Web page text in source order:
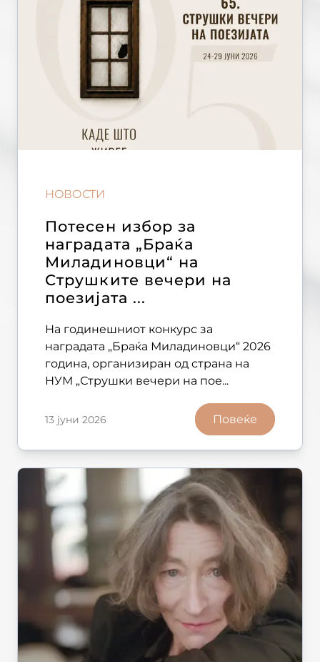
НОВОСТИ
Потесен избор за
наградата „Браќа
Миладиновци“ на
Струшките вечери на
поезијата ...
На годинешниот конкурс за
наградата „Браќа Миладиновци“ 2026
година, организиран од страна на
НУМ „Струшки вечери на пое...
13 јуни 2026 Повеќе